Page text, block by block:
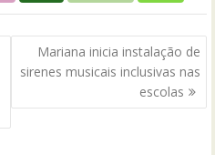
Mariana inicia instalação de
sirenes musicais inclusivas nas
escolas